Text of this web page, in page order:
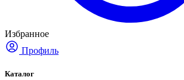
Избранное
Профиль
Каталог